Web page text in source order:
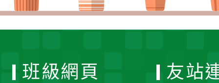
班級網頁 友站